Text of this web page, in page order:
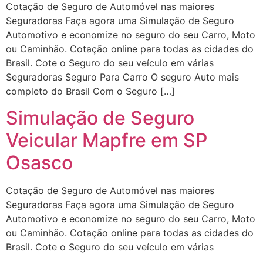
Cotação de Seguro de Automóvel nas maiores
Seguradoras Faça agora uma Simulação de Seguro
Automotivo e economize no seguro do seu Carro, Moto
ou Caminhão. Cotação online para todas as cidades do
Brasil. Cote o Seguro do seu veículo em várias
Seguradoras Seguro Para Carro O seguro Auto mais
completo do Brasil Com o Seguro […]
Simulação de Seguro
Veicular Mapfre em SP
Osasco
Cotação de Seguro de Automóvel nas maiores
Seguradoras Faça agora uma Simulação de Seguro
Automotivo e economize no seguro do seu Carro, Moto
ou Caminhão. Cotação online para todas as cidades do
Brasil. Cote o Seguro do seu veículo em várias